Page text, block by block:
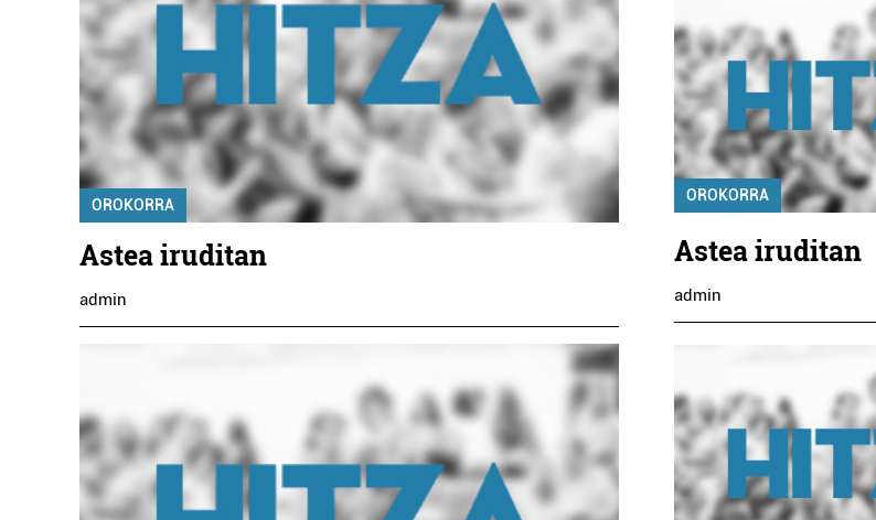
OROKORRA
Astea iruditan
admin
OROKORRA
Astea iruditan
admin